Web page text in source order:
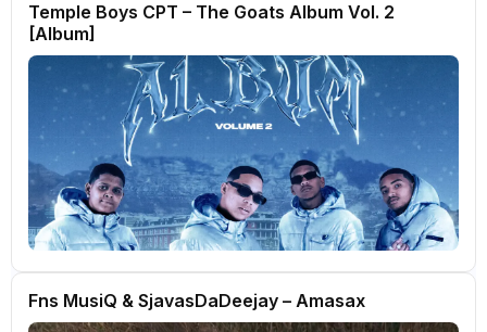
Temple Boys CPT – The Goats Album Vol. 2
[Album]
Fns MusiQ & SjavasDaDeejay – Amasax